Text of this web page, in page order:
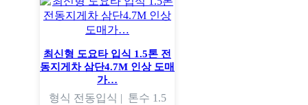
최신형 도요타 입식 1.5톤 전
동지게차 삼단4.7M 인상 도매
가…
형식 전동입식 | 톤수 1.5